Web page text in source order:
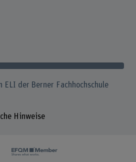
der Berner Fachhochschule
Hinweise